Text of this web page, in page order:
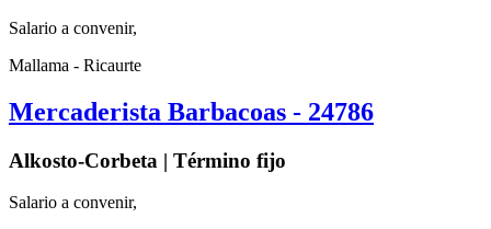
Salario a convenir,
Mallama - Ricaurte
Mercaderista Barbacoas - 24786
Alkosto-Corbeta | Término fijo
Salario a convenir,